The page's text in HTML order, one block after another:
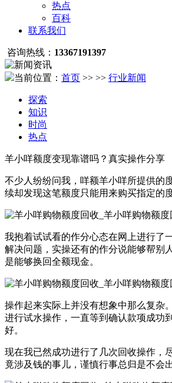
热点
百科
联系我们
咨询热线： 13367191397
当前位置： 首页 >> >> 行业新闻
探索
知识
时尚
热点
羊小咩额度变现靠谱吗？真实操作分享
不少人纷纷问我，咩额羊小咩所提供的
续却发现这笔额度只能用来购买指定的
我抱着试试看的作分心态在网上进行了
解决问题，实操还有的作分说能够帮别
是能够换回全额现金。
操作起来实际上并没有想象中那么复杂
进行试水操作，一直等到确认款项成功
好。
现在我已然成功进行了几次回收操作，
竟涉及钱的事儿，谨慎行事总归是不会